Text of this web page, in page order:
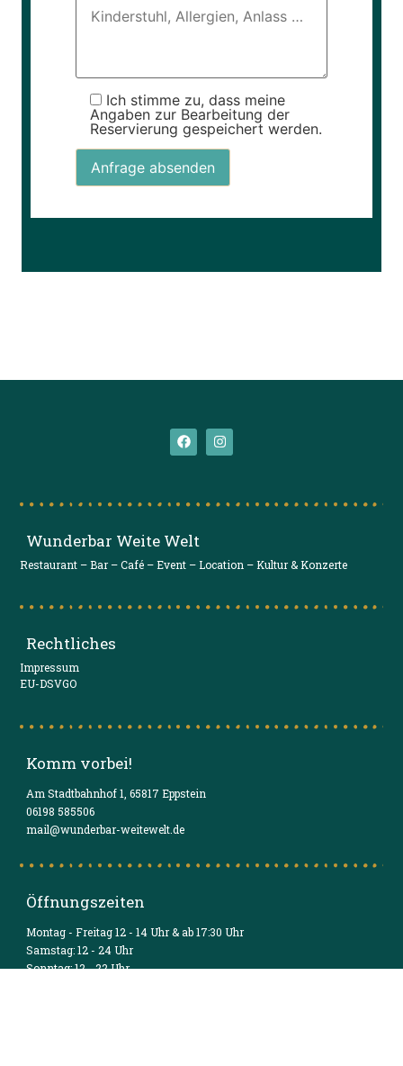
Ich stimme zu, dass meine
Angaben zur Bearbeitung der
Reservierung gespeichert werden.
Wunderbar Weite Welt
Restaurant – Bar – Café – Event – Location – Kultur & Konzerte
Rechtliches
Impressum
EU-DSVGO
Komm vorbei!
Am Stadtbahnhof 1, 65817 Eppstein
06198 585506
mail@wunderbar-weitewelt.de
Öffnungszeiten
Montag - Freitag 12 - 14 Uhr & ab 17:30 Uhr
Samstag: 12 - 24 Uhr
Sonntag: 12 - 22 Uhr